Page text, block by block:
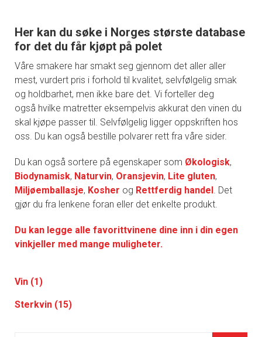
Her kan du søke i Norges største database
for det du får kjøpt på polet
Våre smakere har smakt seg gjennom det aller aller
mest, vurdert pris i forhold til kvalitet, selvfølgelig smak
og holdbarhet, men ikke bare det. Vi forteller deg
også hvilke matretter eksempelvis akkurat den vinen du
skal kjøpe passer til. Selvfølgelig ligger oppskriften hos
oss. Du kan også bestille polvarer rett fra våre sider.
Du kan også sortere på egenskaper som Økologisk,
Biodynamisk, Naturvin, Oransjevin, Lite gluten,
Miljøemballasje, Kosher og Rettferdig handel. Det
gjør du fra lenkene foran eller det enkelte produkt.
Du kan legge alle favorittvinene dine inn i din egen
vinkjeller med mange muligheter.
Vin (1)
Sterkvin (15)